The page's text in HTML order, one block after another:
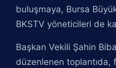
buluşmaya, Bursa
BKSTV yöneticileri de
Başkan Vekili Şahin
düzenlenen toplantıda,